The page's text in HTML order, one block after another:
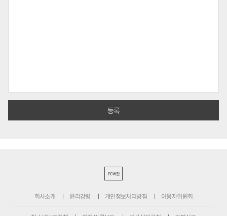
PC버전
회사소개 윤리강령 개인정보처리방침 이용자위원회